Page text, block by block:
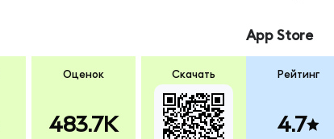
Оценок
483.7K
Скачать
App Store
Рейтинг
4.7